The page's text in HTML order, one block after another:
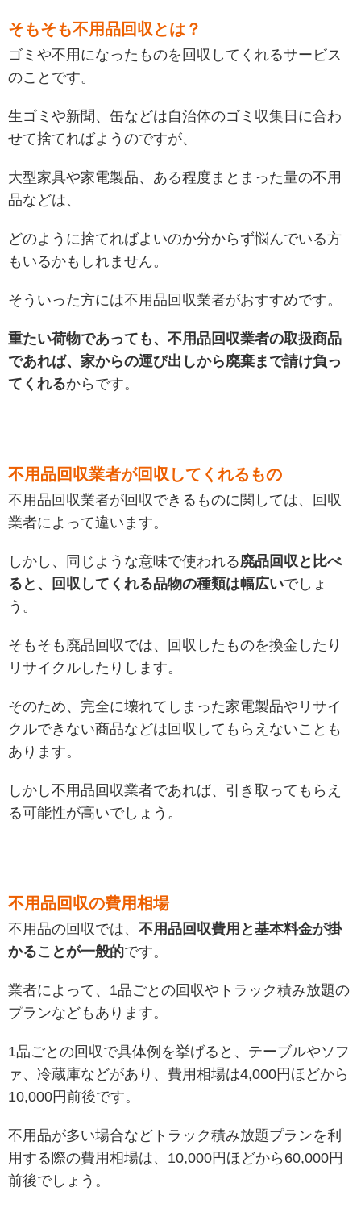
そもそも不用品回収とは？
ゴミや不用になったものを回収してくれるサービス
のことです。
生ゴミや新聞、缶などは自治体のゴミ収集日に合わ
せて捨てればようのですが、
大型家具や家電製品、ある程度まとまった量の不用
品などは、
どのように捨てればよいのか分からず悩んでいる方
もいるかもしれません。
そういった方には不用品回収業者がおすすめです。
重たい荷物であっても、不用品回収業者の取扱商品
であれば、家からの運び出しから廃棄まで請け負っ
てくれるからです。
不用品回収業者が回収してくれるもの
不用品回収業者が回収できるものに関しては、回収
業者によって違います。
しかし、同じような意味で使われる廃品回収と比べ
ると、回収してくれる品物の種類は幅広いでしょ
う。
そもそも廃品回収では、回収したものを換金したり
リサイクルしたりします。
そのため、完全に壊れてしまった家電製品やリサイ
クルできない商品などは回収してもらえないことも
あります。
しかし不用品回収業者であれば、引き取ってもらえ
る可能性が高いでしょう。
不用品回収の費用相場
不用品の回収では、 不用品回収費用と基本料金が掛
かることが一般的です。
業者によって、1品ごとの回収やトラック積み放題の
プランなどもあります。
1品ごとの回収で具体例を挙げると、テーブルやソフ
ァ、冷蔵庫などがあり、費用相場は4,000円ほどから
10,000円前後です。
不用品が多い場合などトラック積み放題プランを利
用する際の費用相場は、10,000円ほどから60,000円
前後でしょう。